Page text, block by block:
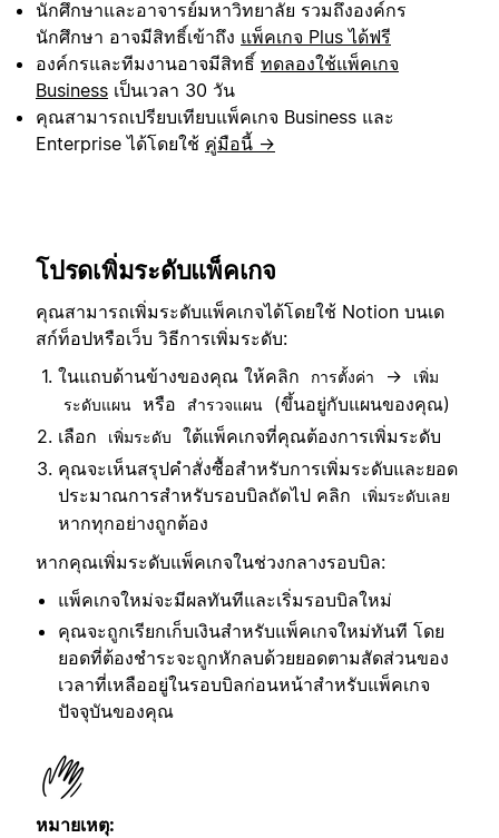
นักศึกษาและอาจารย์มหาวิทยาลัย รวมถึงองค์กร
นักศึกษา อาจมีสิทธิ์เข้าถึง แพ็คเกจ Plus ได้ฟรี
องค์กรและทีมงานอาจมีสิทธิ์ ทดลองใช้แพ็คเกจ
Business เป็นเวลา 30 วัน
คุณสามารถเปรียบเทียบแพ็คเกจ Business และ
Enterprise ได้โดยใช้ คู่มือนี้ →
โปรดเพิ่มระดับแพ็คเกจ
คุณสามารถเพิ่มระดับแพ็คเกจได้โดยใช้ Notion บนเด
สก์ท็อปหรือเว็บ วิธีการเพิ่มระดับ:
ในแถบด้านข้างของคุณ ให้คลิก
การตั้งค่า →
เพิ่ม
ระดับแผน หรือ สำรวจแผน
(ขึ้นอยู่กับแผนของคุณ)
เลือก
เพิ่มระดับ
ใต้แพ็คเกจที่คุณต้องการเพิ่มระดับ
คุณจะเห็นสรุปคำสั่งซื้อสำหรับการเพิ่มระดับและยอด
ประมาณการสำหรับรอบบิลถัดไป คลิก
เพิ่มระดับเลย
หากทุกอย่างถูกต้อง
หากคุณเพิ่มระดับแพ็คเกจในช่วงกลางรอบบิล:
แพ็คเกจใหม่จะมีผลทันทีและเริ่มรอบบิลใหม่
คุณจะถูกเรียกเก็บเงินสำหรับแพ็คเกจใหม่ทันที โดย
ยอดที่ต้องชำระจะถูกหักลบด้วยยอดตามสัดส่วนของ
เวลาที่เหลืออยู่ในรอบบิลก่อนหน้าสำหรับแพ็คเกจ
ปัจจุบันของคุณ
หมายเหตุ: